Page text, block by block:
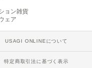
ョン雑貨
ェア
USAGI ONLINEについて
特定商取引法に基づく表示